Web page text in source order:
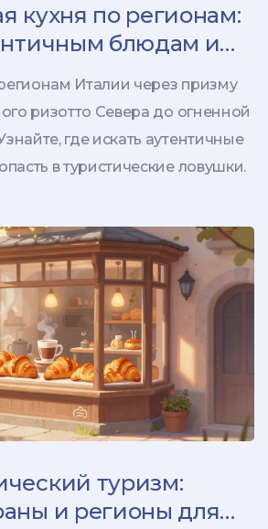
кухня по регионам:
блюдам и
Италии через призму
ризотто Севера до огненной
где искать аутентичные
в туристические ловушки.
туризм:
и регионы для